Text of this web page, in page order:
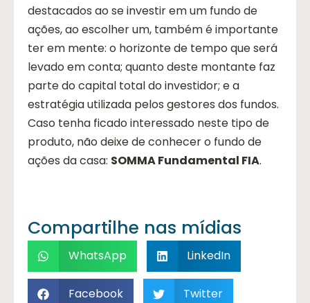
destacados ao se investir em um fundo de
ações, ao escolher um, também é importante
ter em mente: o horizonte de tempo que será
levado em conta; quanto deste montante faz
parte do capital total do investidor; e a
estratégia utilizada pelos gestores dos fundos.
Caso tenha ficado interessado neste tipo de
produto, não deixe de conhecer o fundo de
ações da casa: SOMMA Fundamental FIA.
Compartilhe nas mídias
WhatsApp LinkedIn
Facebook Twitter